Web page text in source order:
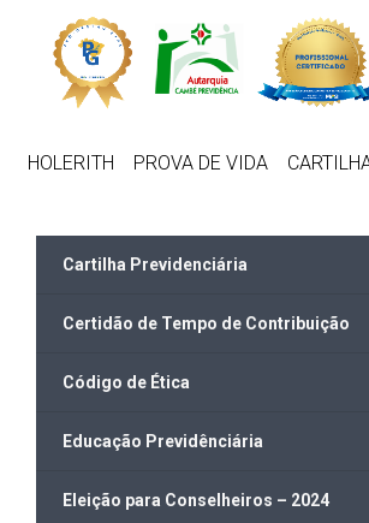
Skip to main content
HOLERITH PROVA DE VIDA
Cartilha Previdenciária
Certidão de Tempo de Contribuição
Código de Ética
Educação Previdênciária
Eleição para Conselheiros – 2024